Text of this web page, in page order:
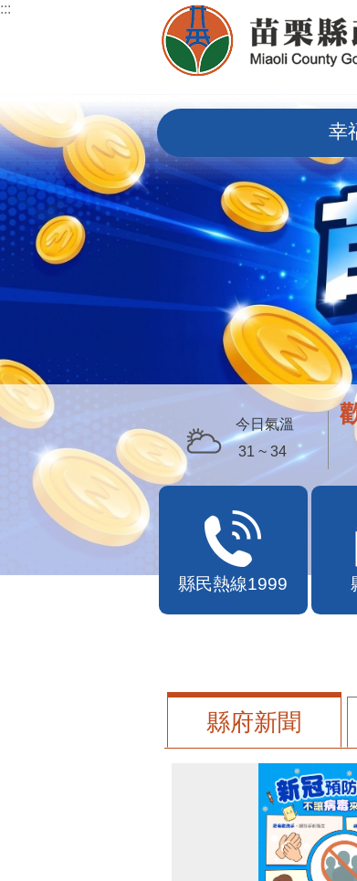
跳到主要內容區塊
:::
幸
今日氣溫
31 ~ 34
縣民熱線1999
縣府新聞